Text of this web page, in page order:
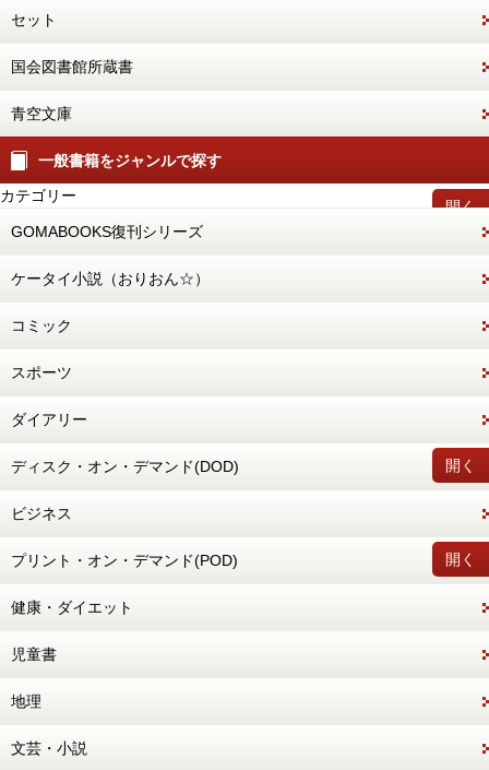
セット
国会図書館所蔵書
青空文庫
一般書籍をジャンルで探す
開く
カテゴリー
GOMABOOKS復刊シリーズ
ケータイ小説（おりおん☆）
コミック
スポーツ
ダイアリー
開く
ディスク・オン・デマンド(DOD)
ビジネス
開く
プリント・オン・デマンド(POD)
健康・ダイエット
児童書
地理
文芸・小説